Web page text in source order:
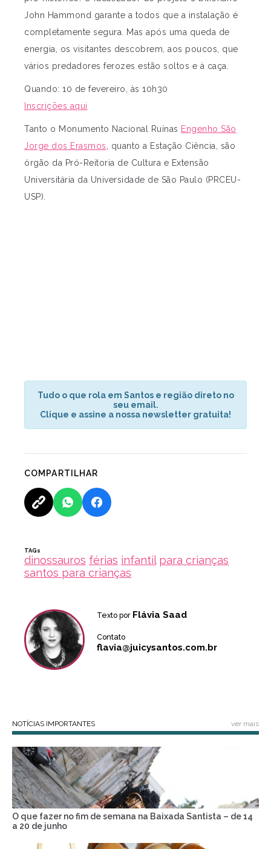
John Hammond garante a todos que a instalação é
completamente segura. Mas após uma queda de
energia, os visitantes descobrem, aos poucos, que
vários predadores ferozes estão soltos e à caça.
Quando: 10 de fevereiro, às 10h30
Inscrições aqui
Tanto o Monumento Nacional Ruínas Engenho São
Jorge dos Erasmos , quanto a Estação Ciência, são
órgão da Pró-Reitoria de Cultura e Extensão
Universitária da Universidade de São Paulo (PRCEU-
USP).
Tudo o que rola em Santos e região direto no
seu email.
Clique e assine a nossa newsletter gratuita!
COMPARTILHAR
TAGs
dinossauros férias infantil para crianças
santos para crianças
Texto por Flávia Saad
Contato
flavia@juicysantos.com.br
NOTÍCIAS IMPORTANTES ver mais
O que fazer no fim de semana na Baixada Santista – de 14
a 20 de junho